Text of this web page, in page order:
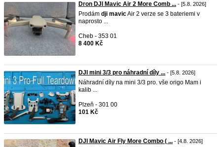
Dron DJI Mavic Air 2 More Comb ... - [5.8. 2026]
Prodám dji mavicAir 2 verze se 3 bateriemi v
naprosto ...
Cheb - 353 01
8 400 Kč
DJI mini 3/3 pro náhradní díly ... - [5.8. 2026]
Náhradní díly na mini 3/3 pro. vše origo Mam i
kalib ...
Plzeň - 301 00
101 Kč
DJI Mavic Air Fly More Combo ( ... - [4.8. 2026]